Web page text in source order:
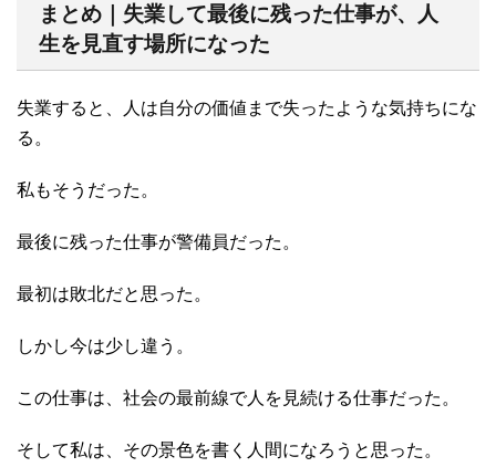
まとめ｜失業して最後に残った仕事が、人
生を見直す場所になった
失業すると、人は自分の価値まで失ったような気持ちにな
る。
私もそうだった。
最後に残った仕事が警備員だった。
最初は敗北だと思った。
しかし今は少し違う。
この仕事は、社会の最前線で人を見続ける仕事だった。
そして私は、その景色を書く人間になろうと思った。